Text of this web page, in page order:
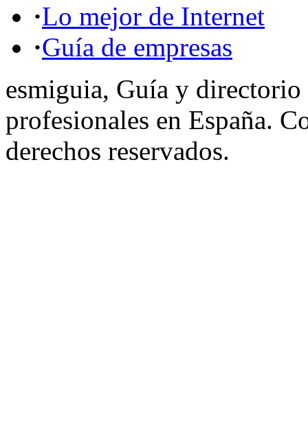
·Lo mejor de Internet
·Guía de empresas
esmiguia, Guía y directorio
profesionales en España.
derechos reservados.